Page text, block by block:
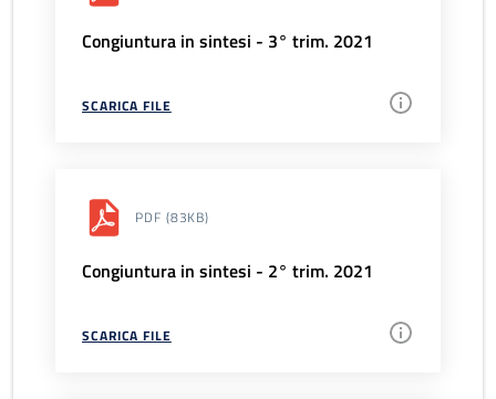
Congiuntura in sintesi - 3° trim. 2021
SCARICA FILE
PDF (83KB)
Congiuntura in sintesi - 2° trim. 2021
SCARICA FILE